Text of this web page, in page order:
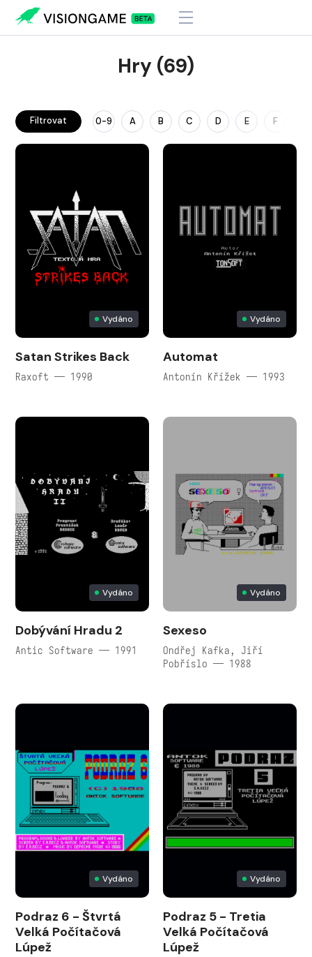
Hry (69)
Filtrovat 0-9 A B C D E F
Vydáno
Satan Strikes Back
Raxoft — 1990
Vydáno
Automat
Antonín Křížek — 1993
Vydáno
Dobývání Hradu 2
Antic Software — 1991
Vydáno
Sexeso
Ondřej Kafka, Jiří
Pobříslo — 1988
Vydáno
Podraz 6 - Štvrtá
Velká Počítačová
Lúpež
Vydáno
Podraz 5 - Tretia
Velká Počítačová
Lúpež